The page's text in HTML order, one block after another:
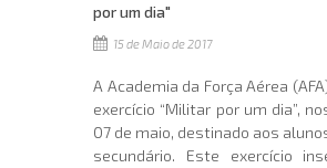
por um dia"
15 de Maio de 2017
A Academia da Força Aérea
exercício “Militar por um dia”,
07 de maio, destinado aos
secundário. Este exercício